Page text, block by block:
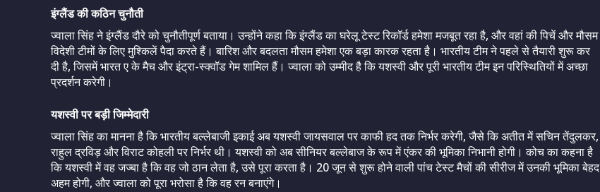
इंग्लैंड की कठिन चुनौती
ज्वाला सिंह ने इंग्लैंड दौरे को चुनौतीपूर्ण बताया। उन्होंने कहा कि इंग्लैंड का घरेलू टेस्ट रिकॉर्ड हमेशा मजबूत रहा है, और वहां की पिचें और मौसम
विदेशी टीमों के लिए मुश्किलें पैदा करते हैं। बारिश और बदलता मौसम हमेशा एक बड़ा कारक रहता है। भारतीय टीम ने पहले से तैयारी शुरू कर
दी है, जिसमें भारत ए के मैच और इंट्रा-स्क्वॉड गेम शामिल हैं। ज्वाला को उम्मीद है कि यशस्वी और पूरी भारतीय टीम इन परिस्थितियों में अच्छा
प्रदर्शन करेगी।
यशस्वी पर बड़ी जिम्मेदारी
ज्वाला सिंह का मानना है कि भारतीय बल्लेबाजी इकाई अब यशस्वी जायसवाल पर काफी हद तक निर्भर करेगी, जैसे कि अतीत में सचिन तेंदुलकर,
राहुल द्रविड़ और विराट कोहली पर निर्भर थी। यशस्वी को अब सीनियर बल्लेबाज के रूप में एंकर की भूमिका निभानी होगी। कोच का कहना है
कि यशस्वी में वह जज्बा है कि वह जो ठान लेता है, उसे पूरा करता है। 20 जून से शुरू होने वाली पांच टेस्ट मैचों की सीरीज में उनकी भूमिका बेहद
अहम होगी, और ज्वाला को पूरा भरोसा है कि वह रन बनाएंगे।